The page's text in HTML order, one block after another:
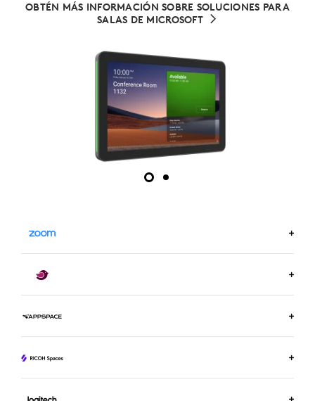
OBTÉN MÁS INFORMACIÓN SOBRE SOLUCIONES PARA
SALAS DE MICROSOFT